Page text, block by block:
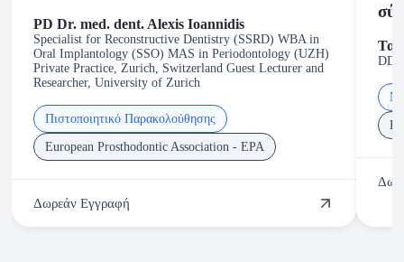
PD Dr. med. dent. Alexis Ioannidis
Specialist for Reconstructive Dentistry (SSRD) WBA in
Oral Implantology (SSO) MAS in Periodontology (UZH)
Private Practice, Zurich, Switzerland Guest Lecturer and
Researcher, University of Zurich
Πιστοποιητικό Παρακολούθησης
European Prosthodontic Association - EPA
Δωρεάν Εγγραφή
DDS